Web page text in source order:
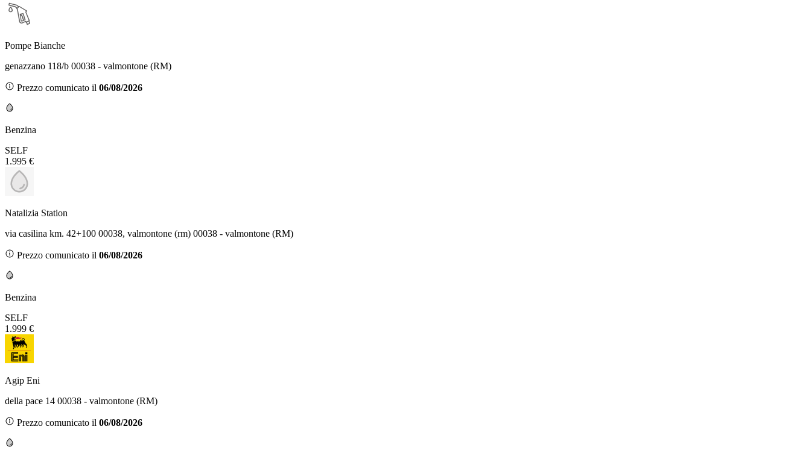
Pompe Bianche
genazzano 118/b 00038 - valmontone (RM)
Prezzo comunicato il 06/08/2026
Benzina
SELF
1.995 €
Natalizia Station
via casilina km. 42+100 00038, valmontone (rm) 00038 - valmontone (RM)
Prezzo comunicato il 06/08/2026
Benzina
SELF
1.999 €
Agip Eni
della pace 14 00038 - valmontone (RM)
Prezzo comunicato il 06/08/2026